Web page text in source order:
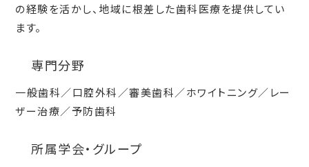
の経験を活かし、地域に根差した歯科医療を提供してい
ます。
専門分野
一般歯科／口腔外科／審美歯科／ホワイトニング／レー
ザー治療／予防歯科
所属学会・グループ